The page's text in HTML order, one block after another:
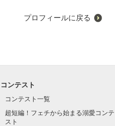
プロフィールに戻る
コンテスト
コンテスト一覧
超短編！フェチから始まる溺愛コンテ
スト